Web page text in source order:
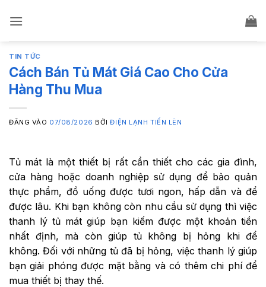
qua
dungTIN TỨC
Cách Bán Tủ Mát Giá Cao Cho Cửa
Hàng Thu Mua
ĐĂNG VÀO 07/08/2026 BỞIĐIỆN LẠNH TIẾN LÊN
Tủ mát là một thiết bị rất cần thiết cho các gia đình,
cửa hàng hoặc doanh nghiệp sử dụng để bảo quản
thực phẩm, đồ uống được tươi ngon, hấp dẫn và để
được lâu. Khi bạn không còn nhu cầu sử dụng thì việc
thanh lý tủ mát giúp bạn kiếm được một khoản tiền
nhất định, mà còn giúp tủ không bị hỏng khi để
không. Đối với những tủ đã bị hỏng, việc thanh lý giúp
bạn giải phóng được mặt bằng và có thêm chi phí để
mua thiết bị thay thế.